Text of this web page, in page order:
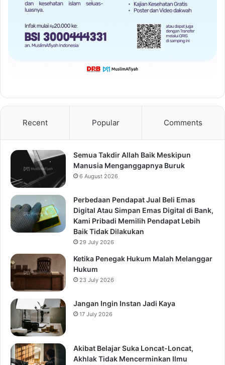
Recent Popular Comments
Semua Takdir Allah Baik Meskipun
Manusia Menganggapnya Buruk
6 August 2026
Perbedaan Pendapat Jual Beli Emas
Digital Atau Simpan Emas Digital di Bank,
Kami Pribadi Memilih Pendapat Lebih
Baik Tidak Dilakukan
29 July 2026
Ketika Penegak Hukum Malah Melanggar
Hukum
23 July 2026
Jangan Ingin Instan Jadi Kaya
17 July 2026
Akibat Belajar Suka Loncat-Loncat,
Akhlak Tidak Mencerminkan Ilmu